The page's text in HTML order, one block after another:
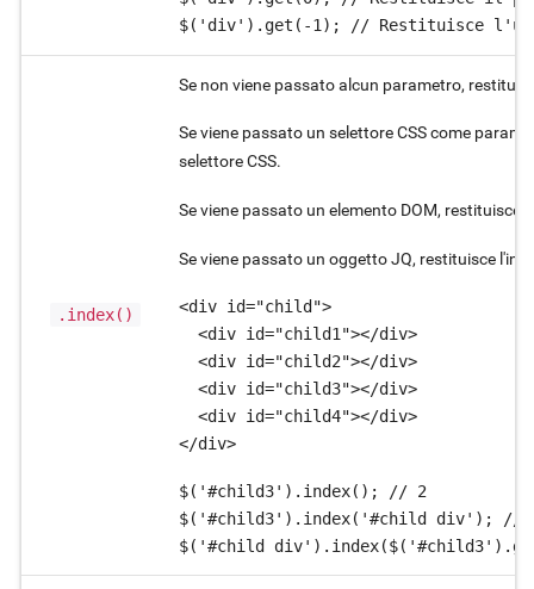
$('div').get(-1); // Restituisce
.index()
Se non viene passato alcun parametro,
Se viene passato un selettore CSS come
selettore CSS.
Se viene passato un elemento DOM, restituisce
Se viene passato un oggetto JQ, restituisce
<div id="child">
  <div id="child1"></div>
  <div id="child2"></div>
  <div id="child3"></div>
  <div id="child4"></div>
</div>
$('#child3').index(); // 2
$('#child3').index('#child div'); //
$('#child